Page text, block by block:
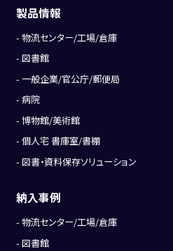
製品情報
物流センター/工場/倉庫
図書館
一般企業/官公庁/郵便局
病院
博物館/美術館
個人宅 書庫室/書棚
図書・資料保存ソリューション
納入事例
物流センター/工場/倉庫
図書館